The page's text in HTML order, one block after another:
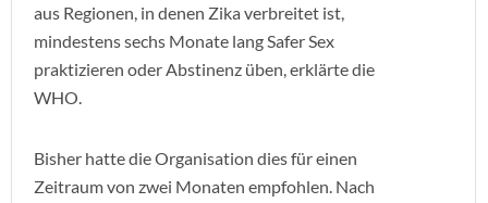
aus Regionen, in denen Zika verbreitet ist,
mindestens sechs Monate lang Safer Sex
praktizieren oder Abstinenz üben, erklärte die
WHO.
Bisher hatte die Organisation dies für einen
Zeitraum von zwei Monaten empfohlen. Nach